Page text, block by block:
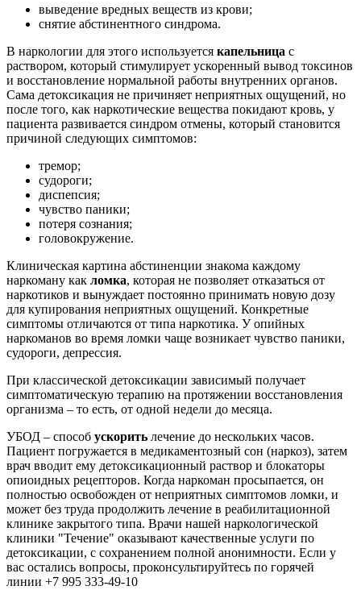
выведение вредных веществ из крови;
снятие абстинентного синдрома.
В наркологии для этого используется капельница с
раствором, который стимулирует ускоренный вывод токсинов
и восстановление нормальной работы внутренних органов.
Сама детоксикация не причиняет неприятных ощущений, но
после того, как наркотические вещества покидают кровь, у
пациента развивается синдром отмены, который становится
причиной следующих симптомов:
тремор;
судороги;
диспепсия;
чувство паники;
потеря сознания;
головокружение.
Клиническая картина абстиненции знакома каждому
наркоману как ломка, которая не позволяет отказаться от
наркотиков и вынуждает постоянно принимать новую дозу
для купирования неприятных ощущений. Конкретные
симптомы отличаются от типа наркотика. У опийных
наркоманов во время ломки чаще возникает чувство паники,
судороги, депрессия.
При классической детоксикации зависимый получает
симптоматическую терапию на протяжении восстановления
организма – то есть, от одной недели до месяца.
УБОД – способ ускорить лечение до нескольких часов.
Пациент погружается в медикаментозный сон (наркоз), затем
врач вводит ему детоксикационный раствор и блокаторы
опиоидных рецепторов. Когда наркоман просыпается, он
полностью освобожден от неприятных симптомов ломки, и
может без труда продолжить лечение в реабилитационной
клинике закрытого типа. Врачи нашей наркологической
клиники "Течение" оказывают качественные услуги по
детоксикации, с сохранением полной анонимности. Если у
вас остались вопросы, проконсультируйтесь по горячей
линии +7 995 333-49-10